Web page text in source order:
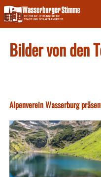
Skip
to
content
Bilder von den
Alpenverein Wasserburg